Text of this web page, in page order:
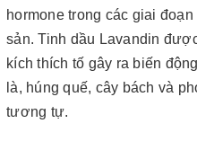
hormone trong các giai
sản. Tinh dầu Lavandin
kích thích tố gây ra biến
là, húng quế, cây bách và
tương tự.